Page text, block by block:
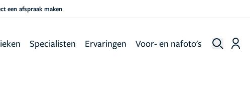
een afspraak maken
Specialisten Ervaringen Voor- en nafoto's